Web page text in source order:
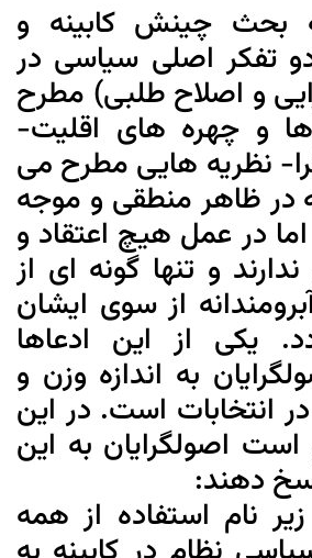
بحث چینش کابینه و
تفکر اصلی سیاسی در
و اصلاح طلبی) مطرح
و چهره های اقلیت-
نظریه هایی مطرح می
در ظاهر منطقی و موجه
در عمل هیچ اعتقاد و
و تنها گونه ای از
از سوی ایشان
یکی از این ادعاها
به اندازه وزن و
انتخابات است. در این
اصولگرایان به این
دهند:
نام استفاده از همه